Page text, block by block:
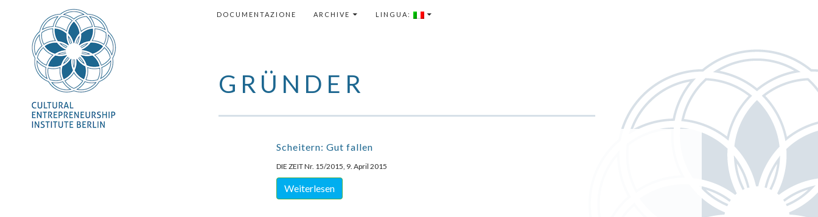
DOCUMENTAZIONE
ARCHIVE LINGUA:
GRÜNDER
Scheitern: Gut fallen
DIE ZEIT Nr. 15/2015, 9. April 2015
Weiterlesen